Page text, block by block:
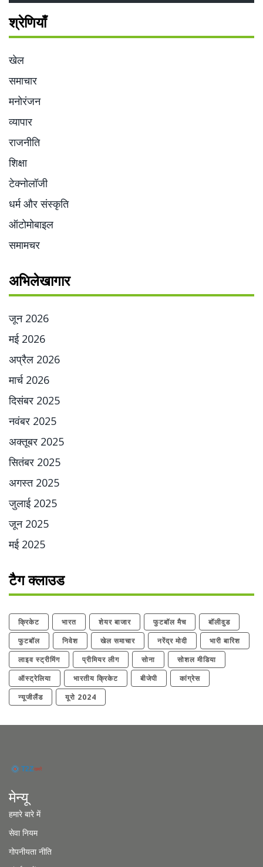
श्रेणियाँ
खेल
समाचार
मनोरंजन
व्यापार
राजनीति
शिक्षा
टेक्नोलॉजी
धर्म और संस्कृति
ऑटोमोबाइल
समामचर
अभिलेखागार
जून 2026
मई 2026
अप्रैल 2026
मार्च 2026
दिसंबर 2025
नवंबर 2025
अक्तूबर 2025
सितंबर 2025
अगस्त 2025
जुलाई 2025
जून 2025
मई 2025
टैग क्लाउड
क्रिकेट भारत शेयर बाजार फुटबॉल मैच
बॉलीवुड
फुटबॉल
निवेश खेल समाचार नरेंद्र मोदी
भारी बारिश
लाइव स्ट्रीमिंग
प्रीमियर लीग सोना
सोशल मीडिया
ऑस्ट्रेलिया
भारतीय क्रिकेट बीजेपी
कांग्रेस
न्यूजीलैंड
यूरो 2024
मेन्यू
हमारे बारे में
सेवा नियम
गोपनीयता नीति